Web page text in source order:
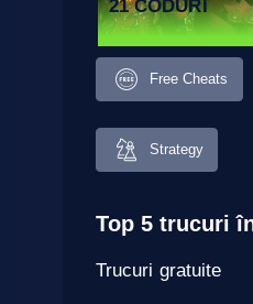
21 CODURI
Free Cheats
Strategy
Top 5 trucuri
Trucuri gratuite